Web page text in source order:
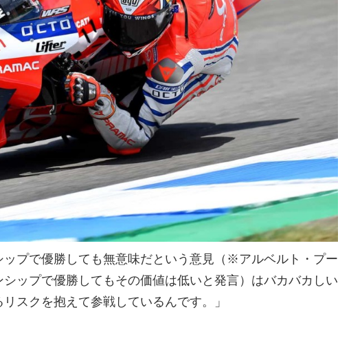
ップで優勝しても無意味だという意見（※アルベルト・プー
ップで優勝してもその価値は低いと発言）はバカバカしい
スクを抱えて参戦しているんです。」